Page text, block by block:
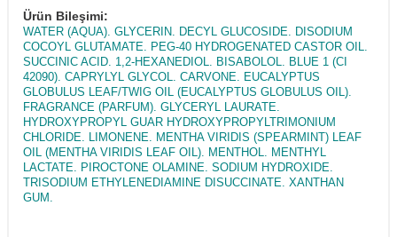
Ürün Bileşimi:
WATER (AQUA). GLYCERIN. DECYL GLUCOSIDE. DISODIUM
COCOYL GLUTAMATE. PEG-40 HYDROGENATED CASTOR OIL.
SUCCINIC ACID. 1,2-HEXANEDIOL. BISABOLOL. BLUE 1 (CI
42090). CAPRYLYL GLYCOL. CARVONE. EUCALYPTUS
GLOBULUS LEAF/TWIG OIL (EUCALYPTUS GLOBULUS OIL).
FRAGRANCE (PARFUM). GLYCERYL LAURATE.
HYDROXYPROPYL GUAR HYDROXYPROPYLTRIMONIUM
CHLORIDE. LIMONENE. MENTHA VIRIDIS (SPEARMINT) LEAF
OIL (MENTHA VIRIDIS LEAF OIL). MENTHOL. MENTHYL
LACTATE. PIROCTONE OLAMINE. SODIUM HYDROXIDE.
TRISODIUM ETHYLENEDIAMINE DISUCCINATE. XANTHAN
GUM.